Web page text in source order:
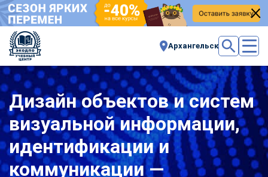
Архангельск
Дизайн объектов и систем
визуальной информации,
идентификации и
коммуникации —